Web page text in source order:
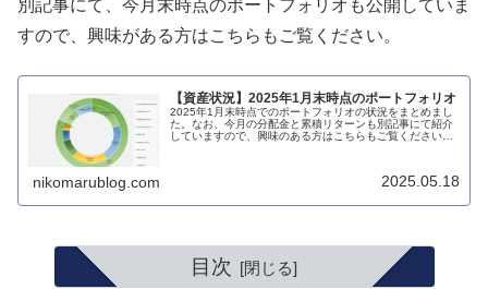
別記事にて、今月末時点のポートフォリオも公開していま
すので、興味がある方はこちらもご覧ください。
【資産状況】2025年1月末時点のポートフォリオ
2025年1月末時点でのポートフォリオの状況をまとめまし
た。なお、今月の分配金と累積リターンも別記事にて紹介
していますので、興味のある方はこちらもご覧ください。
nikomarublog.com 2025.05.18
目次